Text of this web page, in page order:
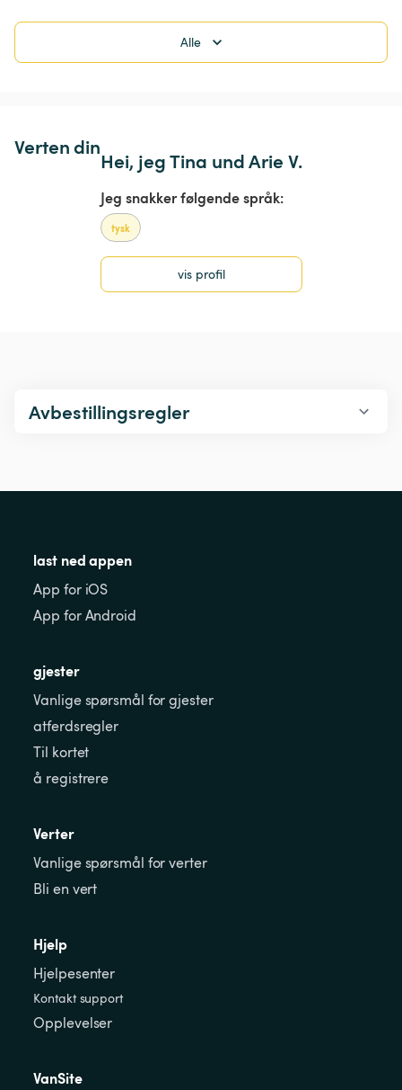
Alle
Verten din
Hei, jeg Tina und Arie V.
Jeg snakker følgende språk:
tysk
vis profil
Avbestillingsregler
last ned appen
App for iOS
App for Android
gjester
Vanlige spørsmål for gjester
atferdsregler
Til kortet
å registrere
Verter
Vanlige spørsmål for verter
Bli en vert
Hjelp
Hjelpesenter
Kontakt support
Opplevelser
VanSite